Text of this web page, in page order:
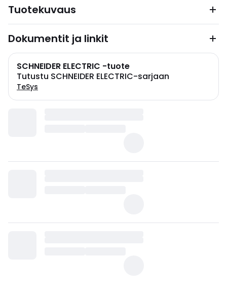
Tuotekuvaus
Dokumentit ja linkit
SCHNEIDER ELECTRIC -tuote
Tutustu SCHNEIDER ELECTRIC-sarjaan
TeSys